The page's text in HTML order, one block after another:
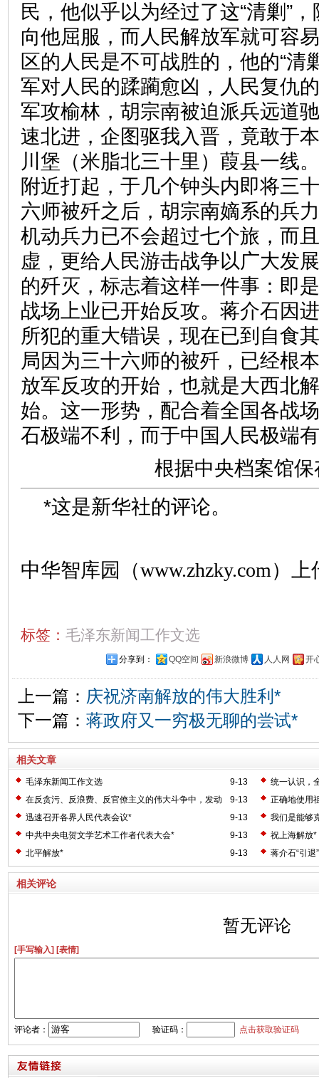
民，他似乎以为经过了这“清剿”
向他屈服，而人民解放军就可容
区的人民是不可战胜的，他的“清
军对人民的蹂躏愈凶，人民复仇
军攻榆林，胡宗南被迫派兵远道
速北进，企图驱我入晋，竟敢于
川堡（米脂北三十里）葭县一线
附近打起，于几个钟头内即将三
六师被歼之后，胡宗南嫡系的兵
机动兵力已不会超过七个旅，而
虚，更给人民游击战争以广大发
的歼灭，标志着这样一件事：即
战场上业已开始反攻。蒋介石因
所犯的重大错误，现在已到自食
局因为三十六师的被歼，已经根
放军反攻的开始，也就是大西北
始。这一形势，配合着全国各战
石极端不利，而于中国人民极端
根据中央档案馆
*这是新华社的评论。
中华智库园（www.zhzky.com）上
标签： 毛泽东新闻工作文选
分享到： QQ空间 新浪微博 人人网 开
上一篇： 庆祝济南解放的伟大胜利*
下一篇： 蒋政府又一穷极无聊的尝试*
相关文章
9-13
毛泽东新闻工作文选
统一认识，
业的工作*
9-13
在反贪污、反浪费、反官僚主义的伟大斗争中，发动
群众的关键何在？*
正确地使用
争！*
9-13
迅速召开各界人民代表会议*
我们是能够
9-13
中共中央电贺文学艺术工作者代表大会*
祝上海解放*
9-13
北平解放* 蒋介石“引退
相关评论
暂无评论
[手写输入] [表情]
评论者： 验证码： 点击获取验证码